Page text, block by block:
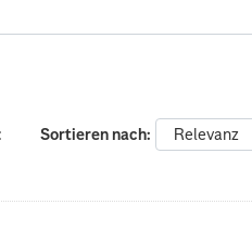
Sortieren nach